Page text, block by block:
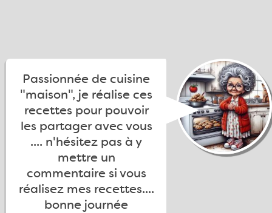
Passionnée de cuisine
"maison", je réalise ces
recettes pour pouvoir
les partager avec vous
.... n'hésitez pas à y
mettre un
commentaire si vous
réalisez mes recettes....
bonne journée